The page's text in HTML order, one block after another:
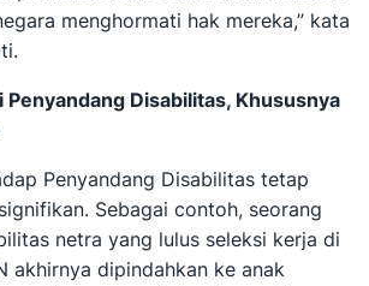
menghormati hak mereka,” kata
Penyandang Disabilitas, Khususnya
Penyandang Disabilitas tetap
Sebagai contoh, seorang
netra yang lulus seleksi kerja di
akhirnya dipindahkan ke anak